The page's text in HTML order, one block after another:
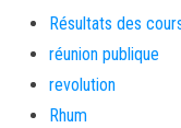
Résultats des
réunion publique
revolution
Rhum